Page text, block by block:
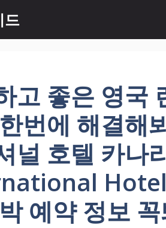
드
고 좋은 영국
번에 해결해
널 호텔 카
예약 정보